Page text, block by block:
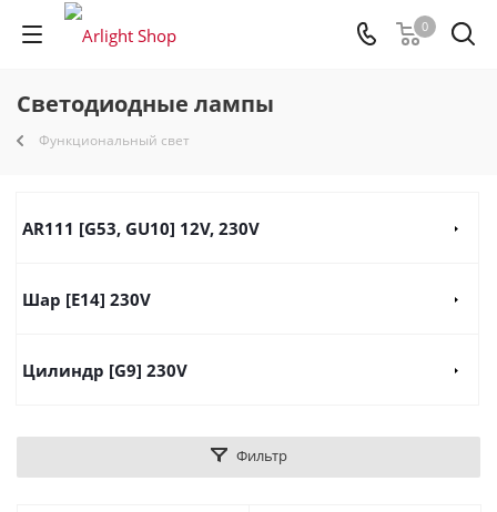
0
Светодиодные лампы
Функциональный свет
AR111 [G53, GU10] 12V, 230V
Шар [E14] 230V
Цилиндр [G9] 230V
Фильтр